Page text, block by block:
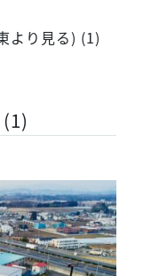
より見る) (1)